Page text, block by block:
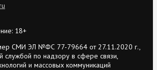
18+
СМИ ЭЛ №ФС 77-79664 от 27.11.2020 г.,
по надзору в сфере связи,
и массовых коммуникаций